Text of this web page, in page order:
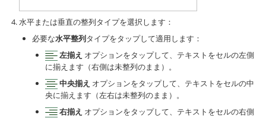
水平または垂直の整列タイプを選択します：
必要な水平整列タイプをタップして適用します：
左揃え オプションをタップして、テキストをセルの左側
に揃えます（右側は未整列のまま）。
中央揃え オプションをタップして、テキストをセルの中
央に揃えます（左右は未整列のまま）。
右揃え オプションをタップして、テキストをセルの右側